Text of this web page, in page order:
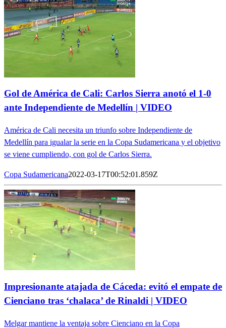
Gol de América de Cali: Carlos Sierra anotó el 1-0
ante Independiente de Medellín | VIDEO
América de Cali necesita un triunfo sobre Independiente de
Medellín para igualar la serie en la Copa Sudamericana y el objetivo
se viene cumpliendo, con gol de Carlos Sierra.
Copa Sudamericana2022-03-17T00:52:01.859Z
Impresionante atajada de Cáceda: evitó el empate de
Cienciano tras ‘chalaca’ de Rinaldi | VIDEO
Melgar mantiene la ventaja sobre Cienciano en la Copa